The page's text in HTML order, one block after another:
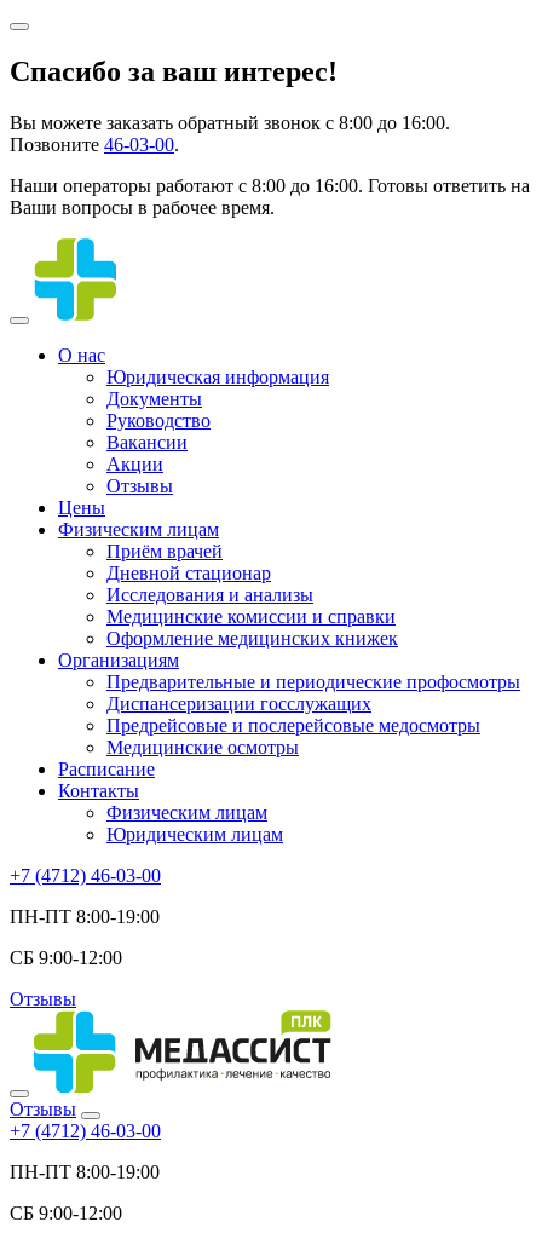
Спасибо за ваш интерес!
Вы можете заказать обратный звонок с 8:00 до 16:00.
Позвоните 46-03-00.
Наши операторы работают с 8:00 до 16:00. Готовы ответить на
Ваши вопросы в рабочее время.
О нас
Юридическая информация
Документы
Руководство
Вакансии
Акции
Отзывы
Цены
Физическим лицам
Приём врачей
Дневной стационар
Исследования и анализы
Медицинские комиссии и справки
Оформление медицинских книжек
Организациям
Предварительные и периодические профосмотры
Диспансеризации госслужащих
Предрейсовые и послерейсовые медосмотры
Медицинские осмотры
Расписание
Контакты
Физическим лицам
Юридическим лицам
+7 (4712) 46-03-00
ПН-ПТ 8:00-19:00
СБ 9:00-12:00
Отзывы
Отзывы
+7 (4712) 46-03-00
ПН-ПТ 8:00-19:00
СБ 9:00-12:00